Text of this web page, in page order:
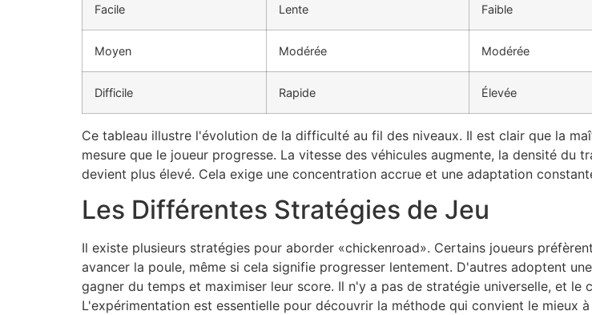
Facile Lente Faible
Moyen Modérée Modérée
Difficile Rapide Élevée
Ce tableau illustre l'évolution de la difficulté au fil des niveaux. Il est clair que la
mesure que le joueur progresse. La vitesse des véhicules augmente, la densité du
devient plus élevé. Cela exige une concentration accrue et une adaptation
Les Différentes Stratégies de Jeu
Il existe plusieurs stratégies pour aborder «chickenroad». Certains joueurs
avancer la poule, même si cela signifie progresser lentement. D'autres adoptent
gagner du temps et maximiser leur score. Il n'y a pas de stratégie universelle, et le
L'expérimentation est essentielle pour découvrir la méthode qui convient le mieux